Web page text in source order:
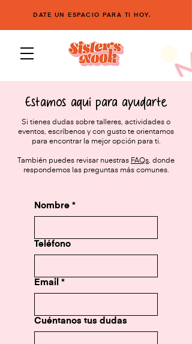
DATE UN ESPACIO PARA TI HOY.
Estamos aquí para ayudarte
Información
de contacto
Nombre *
Teléfono
Email *
Cuéntanos tus dudas
Si tienes dudas sobre talleres, actividades o
eventos, escríbenos y con gusto te orientamos
para encontrar la mejor opción para ti.
También puedes revisar nuestras FAQs, donde
respondemos las preguntas más comunes.